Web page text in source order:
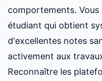
comportements.
étudiant qui obtient
d'excellentes notes
activement aux
Reconnaître les